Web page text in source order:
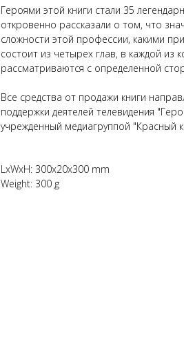
Героями этой книги стали 35
откровенно рассказали о том, что
сложности этой профессии, какими
состоит из четырех глав, в каждой из
рассматриваются с определенной
Все средства от продажи книги
поддержки деятелей телевидения
учрежденный медиагруппой "Красный
LxWxH: 300x20x300 mm
Weight: 300 g